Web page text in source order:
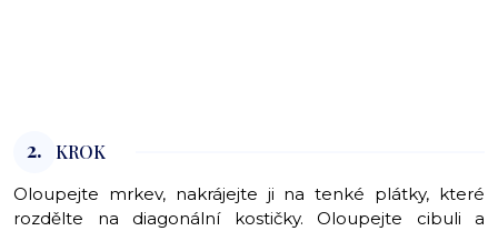
2. KROK
Oloupejte mrkev, nakrájejte ji na tenké plátky, které
rozdělte na diagonální kostičky. Oloupejte cibuli a